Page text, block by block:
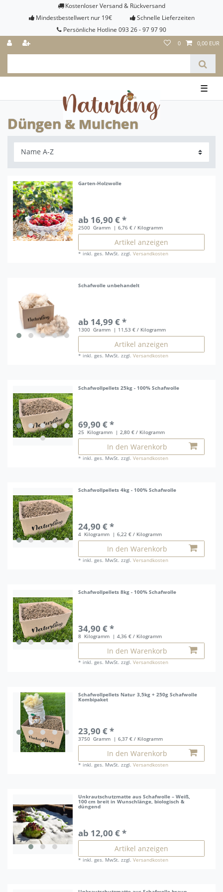
Kostenloser Versand & Rückversand
Mindestbestellwert nur 19€
Schnelle Lieferzeiten
Persönliche Hotline 093 26 - 97 97 90
0 0,00 EUR
☰
Düngen & Mulchen
Garten-Holzwolle
ab 16,90 € *
2500 Gramm | 6,76 € / Kilogramm
Artikel anzeigen
* inkl. ges. MwSt. zzgl.Versandkosten
Schafwolle unbehandelt
ab 14,99 € *
1300 Gramm | 11,53 € / Kilogramm
Artikel anzeigen
* inkl. ges. MwSt. zzgl.Versandkosten
Schafwollpellets 25kg - 100% Schafwolle
69,90 € *
25 Kilogramm | 2,80 € / Kilogramm
In den Warenkorb
* inkl. ges. MwSt. zzgl.Versandkosten
Schafwollpellets 4kg - 100% Schafwolle
24,90 € *
4 Kilogramm | 6,22 € / Kilogramm
In den Warenkorb
* inkl. ges. MwSt. zzgl.Versandkosten
Schafwollpellets 8kg - 100% Schafwolle
34,90 € *
8 Kilogramm | 4,36 € / Kilogramm
In den Warenkorb
* inkl. ges. MwSt. zzgl.Versandkosten
Schafwollpellets Natur 3,5kg + 250g Schafwolle
Kombipaket
23,90 € *
3750 Gramm | 6,37 € / Kilogramm
In den Warenkorb
* inkl. ges. MwSt. zzgl.Versandkosten
Unkrautschutzmatte aus Schafwolle – Weiß,
100 cm breit in Wunschlänge, biologisch &
düngend
ab 12,00 € *
Artikel anzeigen
* inkl. ges. MwSt. zzgl.Versandkosten